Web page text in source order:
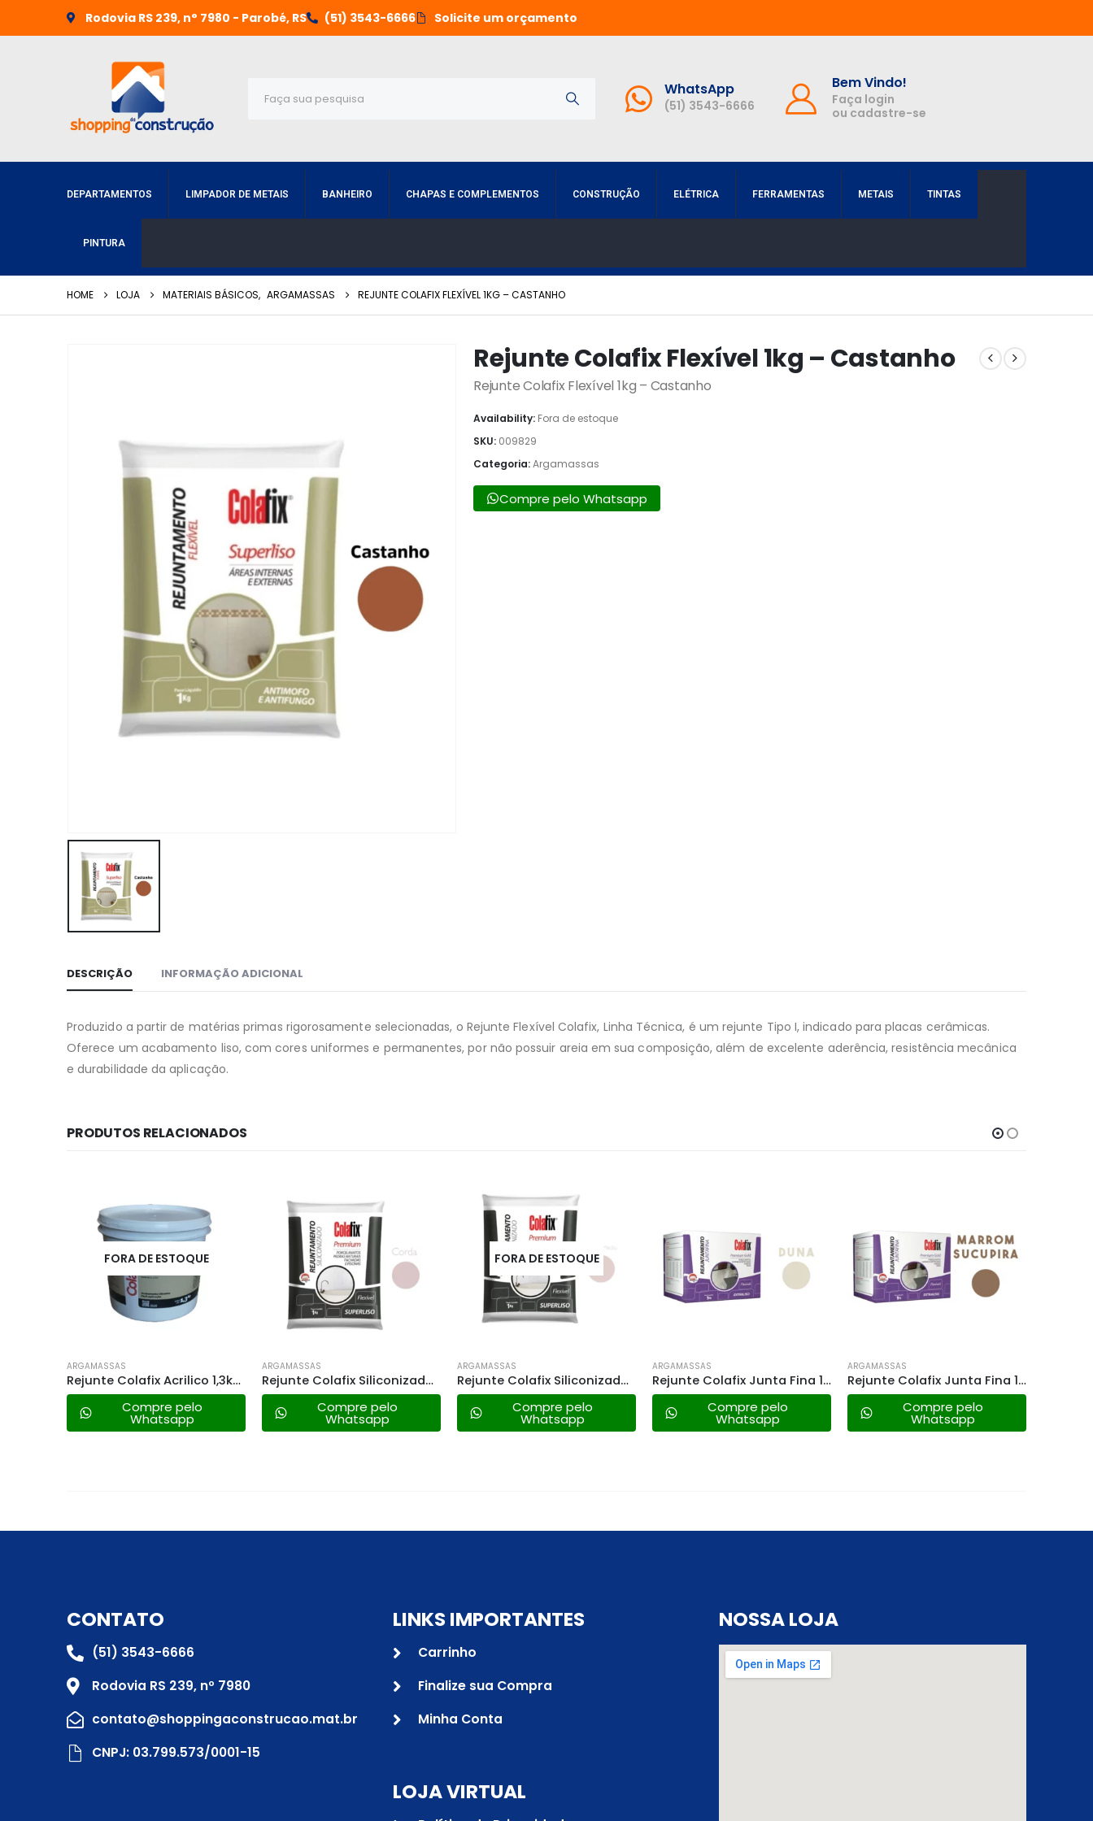
Rodovia RS 239, n° 7980 - Parobé, RS (51) 3543-6666 Solicite um orçamento
WhatsApp
(51) 3543-6666
Bem Vindo!
Faça login
ou cadastre-se
DEPARTAMENTOS LIMPADOR DE METAIS BANHEIRO CHAPAS E COMPLEMENTOS CONSTRUÇÃO ELÉTRICA FERRAMENTAS METAIS TINTAS
PINTURA
HOME LOJA MATERIAIS BÁSICOS, ARGAMASSAS REJUNTE COLAFIX FLEXÍVEL 1KG – CASTANHO
Rejunte Colafix Flexível 1kg – Castanho
Rejunte Colafix Flexível 1kg – Castanho
Availability: Fora de estoque
SKU: 009829
Categoria:Argamassas
Compre pelo Whatsapp
DESCRIÇÃO INFORMAÇÃO ADICIONAL
Produzido a partir de matérias primas rigorosamente selecionadas, o Rejunte Flexível Colafix, Linha Técnica, é um rejunte Tipo I, indicado para placas cerâmicas.
Oferece um acabamento liso, com cores uniformes e permanentes, por não possuir areia em sua composição, além de excelente aderência, resistência mecânica
e durabilidade da aplicação.
PRODUTOS RELACIONADOS
FORA DE ESTOQUE
ARGAMASSAS
Rejunte Colafix Acrilico 1,3kg – Cinza Escuro
Compre pelo
Whatsapp
ARGAMASSAS
Rejunte Colafix Siliconizado 1kg – Corda
Compre pelo
Whatsapp
FORA DE ESTOQUE
ARGAMASSAS
Rejunte Colafix Siliconizado 1 Kg – Marfim Medio
Compre pelo
Whatsapp
ARGAMASSAS
Rejunte Colafix Junta Fina 1kg – Duna
Compre pelo
Whatsapp
ARGAMASSAS
Rejunte Colafix Junta Fina 1kg – Marrom Sucupira
Compre pelo
Whatsapp
CONTATO
(51) 3543-6666
Rodovia RS 239, nº 7980
contato@shoppingaconstrucao.mat.br
CNPJ: 03.799.573/0001-15
LINKS IMPORTANTES
Carrinho
Finalize sua Compra
Minha Conta
LOJA VIRTUAL
NOSSA LOJA